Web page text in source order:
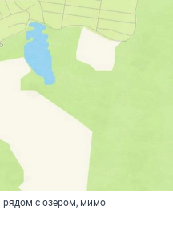
с озером, мимо